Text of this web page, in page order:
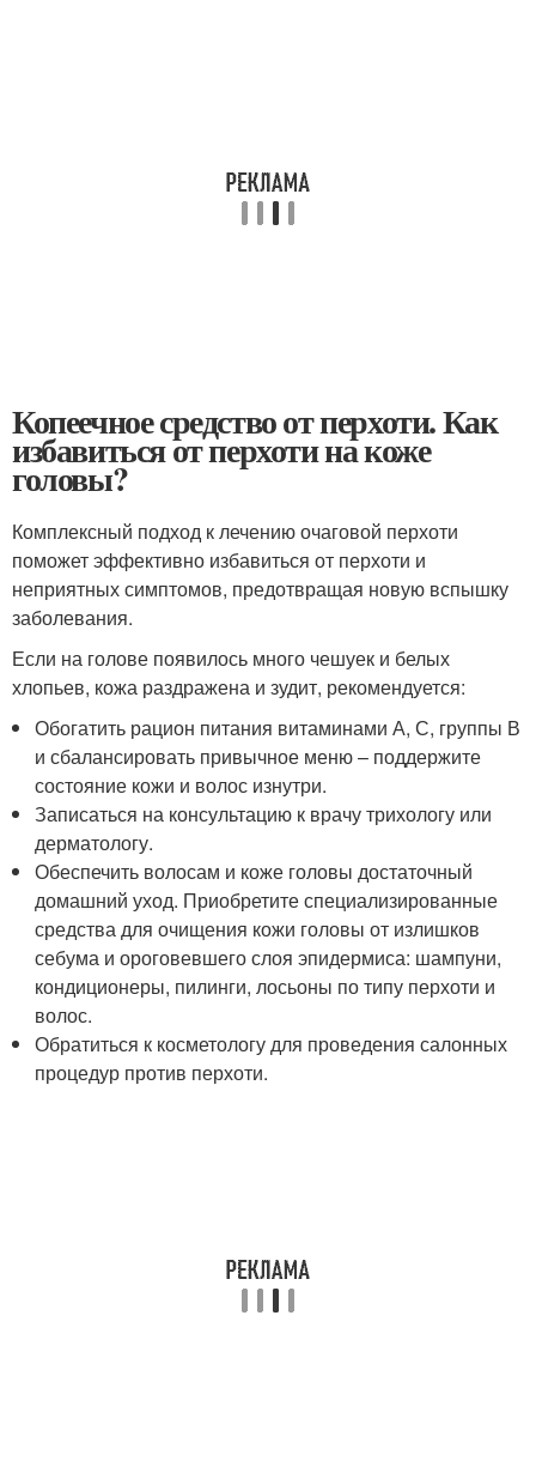
Копеечное средство от перхоти. Как
избавиться от перхоти на коже
головы?
Комплексный подход к лечению очаговой перхоти
поможет эффективно избавиться от перхоти и
неприятных симптомов, предотвращая новую вспышку
заболевания.
Если на голове появилось много чешуек и белых
хлопьев, кожа раздражена и зудит, рекомендуется:
Обогатить рацион питания витаминами А, С, группы В
и сбалансировать привычное меню – поддержите
состояние кожи и волос изнутри.
Записаться на консультацию к врачу трихологу или
дерматологу.
Обеспечить волосам и коже головы достаточный
домашний уход. Приобретите специализированные
средства для очищения кожи головы от излишков
себума и ороговевшего слоя эпидермиса: шампуни,
кондиционеры, пилинги, лосьоны по типу перхоти и
волос.
Обратиться к косметологу для проведения салонных
процедур против перхоти.